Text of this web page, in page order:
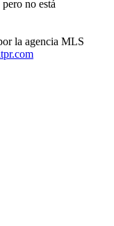
no está
la agencia MLS